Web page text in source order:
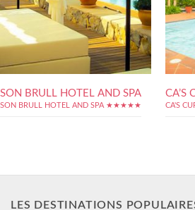
SON BRULL HOTEL AND SPA
SON BRULL HOTEL AND SPA ★★★★★
CA’S
CA'S
LES DESTINATIONS